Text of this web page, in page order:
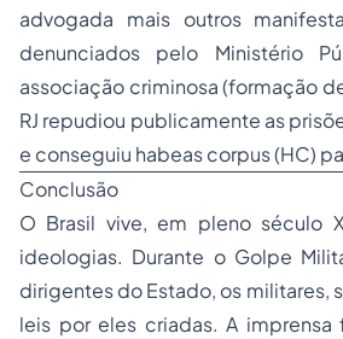
advogada mais outros
denunciados pelo Ministério
associação criminosa (formação
RJ repudiou publicamente as
e conseguiu habeas corpus (HC)
Conclusão
O Brasil vive, em pleno século
ideologias. Durante o Golpe
dirigentes do Estado, os militares,
leis por eles criadas. A